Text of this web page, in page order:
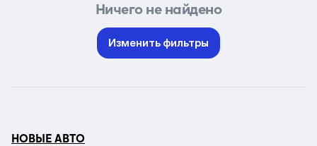
Ничего не найдено
Изменить фильтры
НОВЫЕ АВТО